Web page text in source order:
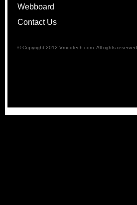
Webboard
Contact Us
© Copyright 2012 Vmodtech.com. All rights reserved